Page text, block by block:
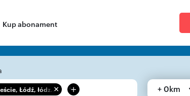
Kup abonament
Łódź, łódz... + + 0km